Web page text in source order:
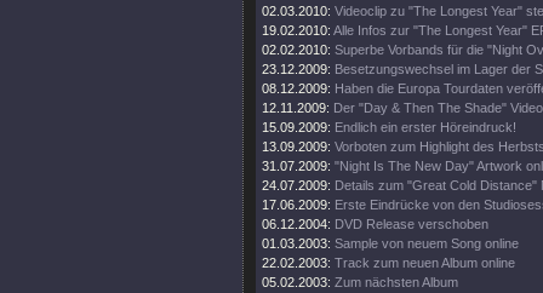
02.03.2010: Videoclip zu "The Longest Year"
19.02.2010: Alle Infos zur "The Longest Year"
02.02.2010: Superbe Vorbands für die "Night
23.12.2009: Besetzungswechsel im Lager der
08.12.2009: Haben die Europa Tourdaten
12.11.2009: Der "Day & Then The Shade"
15.09.2009: Endlich ein erster Höreindruck!
13.09.2009: Vorboten zum Highlight des
31.07.2009: "Night Is The New Day" Artwork
24.07.2009: Details zum "Great Cold Distance"
17.06.2009: Erste Eindrücke von den
06.12.2004: DVD Release verschoben
01.03.2003: Sample von neuem Song online
22.02.2003: Track zum neuen Album online
05.02.2003: Zum nächsten Album